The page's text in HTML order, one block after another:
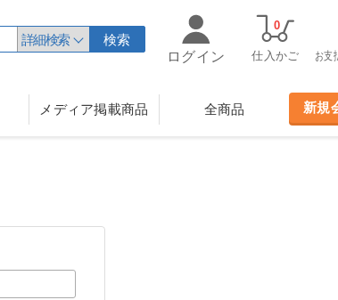
詳細検索
検索
ログイン
仕入かご
0
お支
メディア掲載商品 全商品 新規